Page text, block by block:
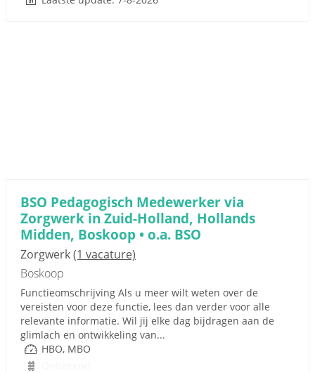
BSO Pedagogisch Medewerker via
Zorgwerk in Zuid-Holland, Hollands
Midden, Boskoop • o.a. BSO
Zorgwerk(1 vacature)
Boskoop
Functieomschrijving Als u meer wilt weten over de
vereisten voor deze functie, lees dan verder voor alle
relevante informatie. Wil jij elke dag bijdragen aan de
glimlach en ontwikkeling van...
HBO, MBO